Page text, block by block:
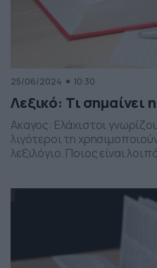
25/06/2024 10:30
Λεξικό: Τι σημαίνει
Ακαγος: Ελάχιστοι
λιγότεροι τη
λεξιλόγιο. Ποιος είναι